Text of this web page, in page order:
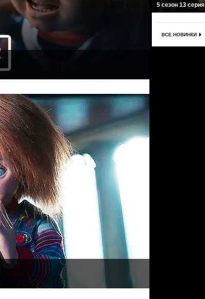
5 сезон 13 серия
ВСЕ НОВИНКИ